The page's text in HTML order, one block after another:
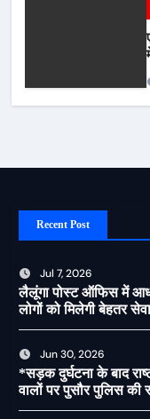
Recent Post
Jul 7, 2026
लैलूंगा पोस्ट ऑफिस में
लोगों को मिलेगी बेहतर
पर लगेगी रोक
Jun 30, 2026
*सड़क दुर्घटना के बाद
वालों पर पुसौर पुलिस की